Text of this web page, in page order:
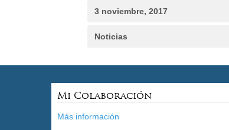
3 noviembre, 2017
Noticias
Mi Colaboración
Más información